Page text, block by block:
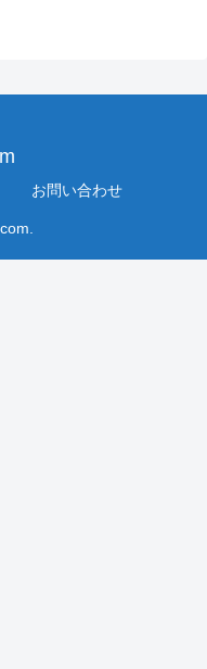
お問い合わせ